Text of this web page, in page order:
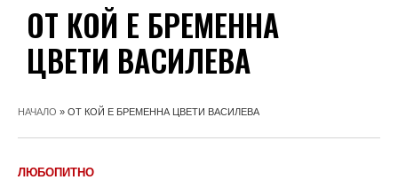
ОТ КОЙ Е БРЕМЕННА
ЦВЕТИ ВАСИЛЕВА
НАЧАЛО » ОТ КОЙ Е БРЕМЕННА ЦВЕТИ ВАСИЛЕВА
ЛЮБОПИТНО